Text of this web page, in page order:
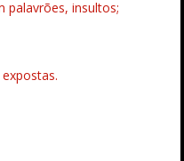
palavrões, insultos;